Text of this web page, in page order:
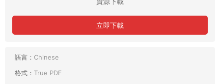
立即下載
語言： Chinese
格式： True PDF